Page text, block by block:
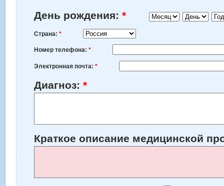
День рождения: * Месяц День Год
Страна: *
Номер телефона: *
Электронная почта: *
Диагноз: *
Краткое описание медицинской